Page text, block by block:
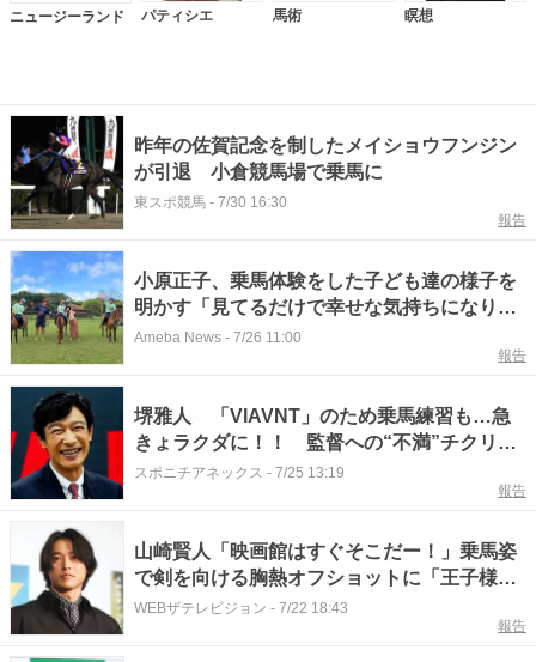
ニュージーランド パティシエ 馬術 瞑想
昨年の佐賀記念を制したメイショウフンジン
が引退 小倉競馬場で乗馬に
東スポ競馬 - 7/30 16:30
報告
小原正子、乗馬体験をした子ども達の様子を
明かす「見てるだけで幸せな気持ちになりま
した」
Ameba News - 7/26 11:00
報告
堺雅人 「VIAVNT」のため乗馬練習も…急
きょラクダに！！ 監督への“不満”チクリ、
スタジオ爆笑
スポニチアネックス - 7/25 13:19
報告
山崎賢人「映画館はすぐそこだー！」乗馬姿
で剣を向ける胸熱オフショットに「王子様か
と思った」の声＜キングダム 魂の決戦＞
WEBザテレビジョン - 7/22 18:43
報告